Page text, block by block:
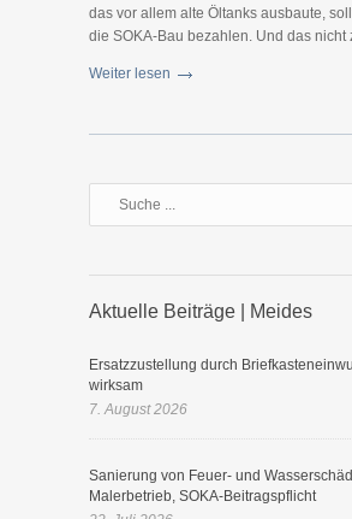
das vor allem alte Öltanks ausbaute,
die SOKA-Bau bezahlen. Und das nicht
Weiter lesen
Aktuelle Beiträge | Meides
Ersatzzustellung durch
wirksam
7. August 2026
Sanierung von Feuer- und
Malerbetrieb, SOKA-Beitragspflicht